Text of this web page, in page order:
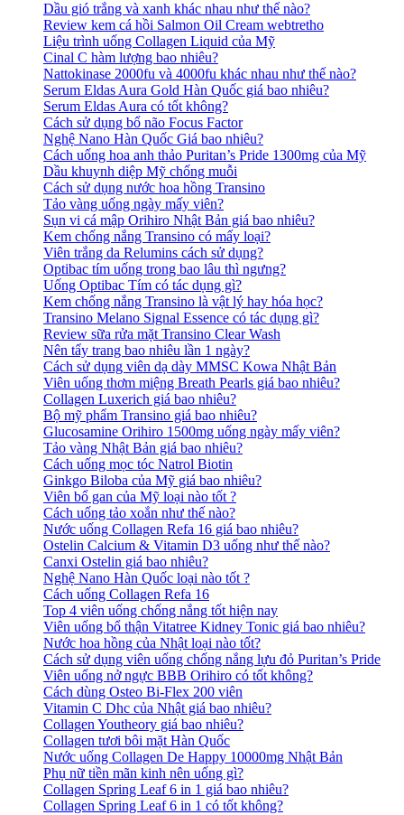
Dầu gió trắng và xanh khác nhau như thế nào?
Review kem cá hồi Salmon Oil Cream webtretho
Liệu trình uống Collagen Liquid của Mỹ
Cinal C hàm lượng bao nhiêu?
Nattokinase 2000fu và 4000fu khác nhau như thế nào?
Serum Eldas Aura Gold Hàn Quốc giá bao nhiêu?
Serum Eldas Aura có tốt không?
Cách sử dụng bổ não Focus Factor
Nghệ Nano Hàn Quốc Giá bao nhiêu?
Cách uống hoa anh thảo Puritan’s Pride 1300mg của Mỹ
Dầu khuynh diệp Mỹ chống muỗi
Cách sử dụng nước hoa hồng Transino
Tảo vàng uống ngày mấy viên?
Sụn vi cá mập Orihiro Nhật Bản giá bao nhiêu?
Kem chống nắng Transino có mấy loại?
Viên trắng da Relumins cách sử dụng?
Optibac tím uống trong bao lâu thì ngưng?
Uống Optibac Tím có tác dụng gì?
Kem chống nắng Transino là vật lý hay hóa học?
Transino Melano Signal Essence có tác dụng gì?
Review sữa rửa mặt Transino Clear Wash
Nên tẩy trang bao nhiêu lần 1 ngày?
Cách sử dụng viên dạ dày MMSC Kowa Nhật Bản
Viên uống thơm miệng Breath Pearls giá bao nhiêu?
Collagen Luxerich giá bao nhiêu?
Bộ mỹ phẩm Transino giá bao nhiêu?
Glucosamine Orihiro 1500mg uống ngày mấy viên?
Tảo vàng Nhật Bản giá bao nhiêu?
Cách uống mọc tóc Natrol Biotin
Ginkgo Biloba của Mỹ giá bao nhiêu?
Viên bổ gan của Mỹ loại nào tốt ?
Cách uống tảo xoắn như thế nào?
Nước uống Collagen Refa 16 giá bao nhiêu?
Ostelin Calcium & Vitamin D3 uống như thế nào?
Canxi Ostelin giá bao nhiêu?
Nghệ Nano Hàn Quốc loại nào tốt ?
Cách uống Collagen Refa 16
Top 4 viên uống chống nắng tốt hiện nay
Viên uống bổ thận Vitatree Kidney Tonic giá bao nhiêu?
Nước hoa hồng của Nhật loại nào tốt?
Cách sử dụng viên uống chống nắng lựu đỏ Puritan’s Pride
Viên uống nở ngực BBB Orihiro có tốt không?
Cách dùng Osteo Bi-Flex 200 viên
Vitamin C Dhc của Nhật giá bao nhiêu?
Collagen Youtheory giá bao nhiêu?
Collagen tươi bôi mặt Hàn Quốc
Nước uống Collagen De Happy 10000mg Nhật Bản
Phụ nữ tiền mãn kinh nên uống gì?
Collagen Spring Leaf 6 in 1 giá bao nhiêu?
Collagen Spring Leaf 6 in 1 có tốt không?